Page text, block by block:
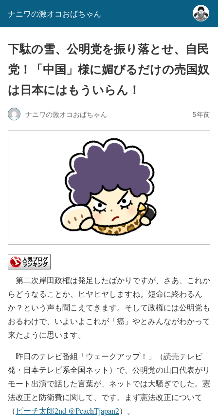
ナニワの激オコおばちゃん
下駄の雪、公明党を振り落とせ、自民
党！「中国」様に媚びるだけの売国奴
は日本にはもういらん！
ナニワの激オコおばちゃん 5年前
第二次岸田政権は発足したばかりですが、さあ、これか
らどうなることか、ヒヤヒヤしますね。短命に終わるん
か？という声も聞こえてきます。そして政権には公明党も
おるわけで、いよいよこれが「癌」やとみんながわかって
来たように思います。
昨日のテレビ番組「ウェークアップ！」（読売テレビ
発・日本テレビ系全国ネット）で、公明党の山口代表がリ
モート出演で話した言葉が、ネットでは大騒ぎでした。憲
法改正と防衛費に関して、です。まず憲法改正について
（ ピーチ太郎2nd @PeachTjapan2）。